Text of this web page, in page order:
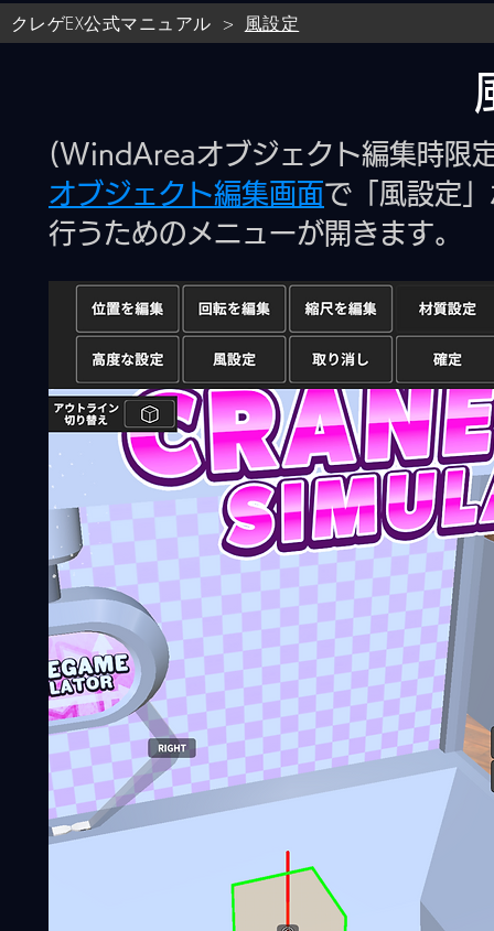
クレゲEX公式マニュアル > 風設定
(WindAreaオブジェクト編集時限
オブジェクト編集画面で「風設定
行うためのメニューが開きます。